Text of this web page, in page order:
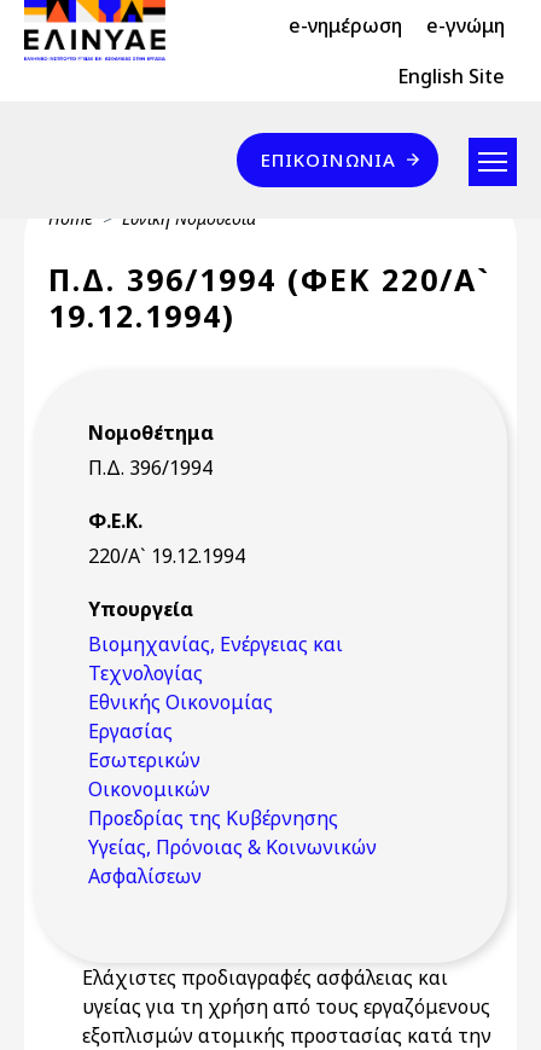
Skip to main content
Header Top 2 e-νημέρωση e-γνώμη
Header Top English Site
Επικοινωνία
ΕΠΙΚΟΙΝΩΝΊΑ
Breadcrumb
Home Εθνική Νομοθεσία
Π.Δ. 396/1994 (ΦΕΚ 220/Α`
19.12.1994)
Νομοθέτημα
Π.Δ. 396/1994
Φ.Ε.Κ.
220/Α` 19.12.1994
Υπουργεία
Βιομηχανίας, Ενέργειας και
Τεχνολογίας
Εθνικής Οικονομίας
Εργασίας
Εσωτερικών
Οικονομικών
Προεδρίας της Κυβέρνησης
Υγείας, Πρόνοιας & Κοινωνικών
Ασφαλίσεων
Eλάχιστες προδιαγραφές ασφάλειας και
υγείας για τη χρήση από τους εργαζόμενους
εξοπλισμών ατομικής προστασίας κατά την